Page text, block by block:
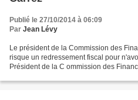
Publié le 27/10/2014 à 06:09
Par Jean Lévy
Le président de la Commission des
risque un redressement fiscal pour
Président de la C ommission des